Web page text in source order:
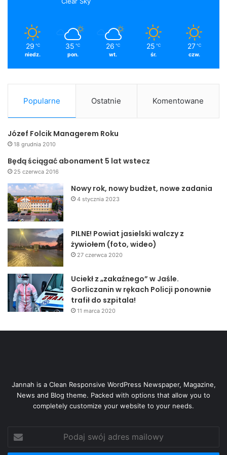
29 ℃
niedz.
35 ℃
pon.
26 ℃
wt.
25 ℃
śr.
27 ℃
czw.
Popularne Ostatnie Komentowane
Józef Folcik Managerem Roku
18 grudnia 2010
Będą ściągać abonament 5 lat wstecz
25 czerwca 2016
Nowy rok, nowy budżet, nowe zadania
4 stycznia 2023
PILNE! Powiat jasielski walczy z
żywiołem (foto, wideo)
27 czerwca 2020
Uciekł z „zakaźnego” w Jaśle.
Gorliczanin w rękach Policji ponownie
trafił do szpitala!
11 marca 2020
Jannah is a Clean Responsive WordPress Newspaper, Magazine,
News and Blog theme. Packed with options that allow you to
completely customize your website to your needs.
swój
adres